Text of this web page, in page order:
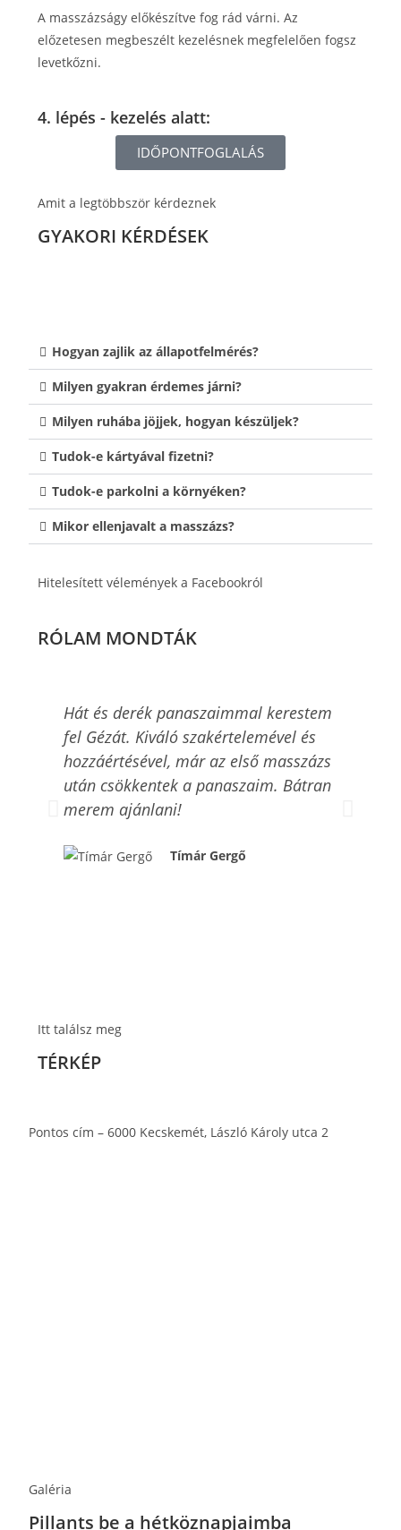
A masszázságy előkészítve fog rád várni. Az
előzetesen megbeszélt kezelésnek megfelelően fogsz
levetkőzni.
4. lépés - kezelés alatt:
IDŐPONTFOGLALÁS
Amit a legtöbbször kérdeznek
GYAKORI KÉRDÉSEK
Hogyan zajlik az állapotfelmérés?
Milyen gyakran érdemes járni?
Milyen ruhába jöjjek, hogyan készüljek?
Tudok-e kártyával fizetni?
Tudok-e parkolni a környéken?
Mikor ellenjavalt a masszázs?
Hitelesített vélemények a Facebookról
RÓLAM MONDTÁK
Hát és derék panaszaimmal kerestem
fel Gézát. Kiváló szakértelemével és
hozzáértésével, már az első masszázs
után csökkentek a panaszaim. Bátran
merem ajánlani!
Tímár Gergő
Itt találsz meg
TÉRKÉP
Pontos cím – 6000 Kecskemét, László Károly utca 2
Galéria
Pillants be a hétköznapjaimba